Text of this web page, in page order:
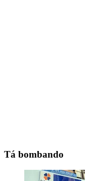
Tá bombando